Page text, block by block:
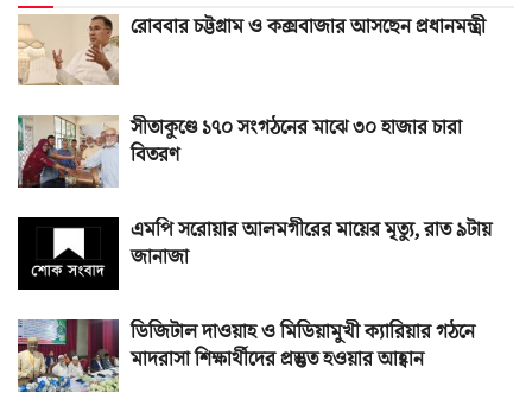
রোববার চট্টগ্রাম ও কক্সবাজার আসছেন প্রধানমন্ত্রী
সীতাকুণ্ডে ১৭০ সংগঠনের মাঝে ৩০ হাজার চারা
বিতরণ
এমপি সরোয়ার আলমগীরের মায়ের মৃত্যু, রাত ৯টায়
জানাজা
ডিজিটাল দাওয়াহ ও মিডিয়ামুখী ক্যারিয়ার গঠনে
মাদরাসা শিক্ষার্থীদের প্রস্তুত হওয়ার আহ্বান